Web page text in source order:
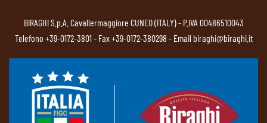
BIRAGHI S.p.A. Cavallermaggiore CUNEO (ITALY) - P.IVA 00486510043
Telefono +39-0172-3801- Fax +39-0172-380298 - Email biraghi@biraghi.it